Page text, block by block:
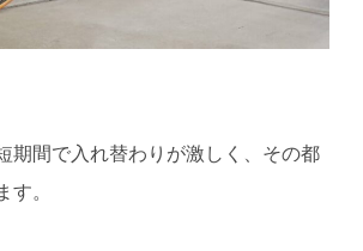
期間で入れ替わりが激しく、その都
す。